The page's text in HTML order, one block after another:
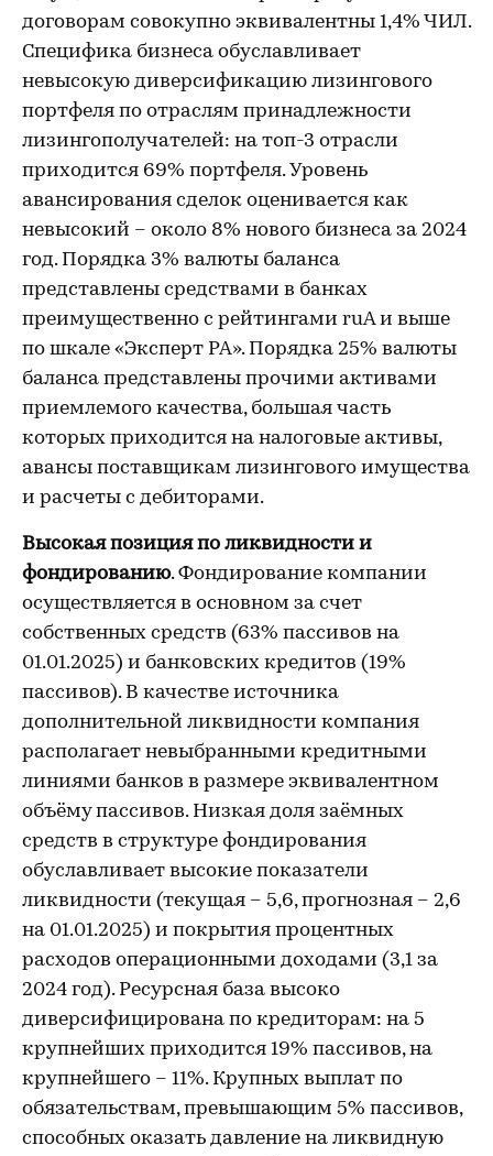
договорам совокупно эквивалентны 1,4% ЧИЛ.
Специфика бизнеса обуславливает
невысокую диверсификацию лизингового
портфеля по отраслям принадлежности
лизингополучателей: на топ-3 отрасли
приходится 69% портфеля. Уровень
авансирования сделок оценивается как
невысокий – около 8% нового бизнеса за 2024
год. Порядка 3% валюты баланса
представлены средствами в банках
преимущественно с рейтингами ruA и выше
по шкале «Эксперт РА». Порядка 25% валюты
баланса представлены прочими активами
приемлемого качества, большая часть
которых приходится на налоговые активы,
авансы поставщикам лизингового имущества
и расчеты с дебиторами.
Высокая позиция по ликвидности и
фондированию. Фондирование компании
осуществляется в основном за счет
собственных средств (63% пассивов на
01.01.2025) и банковских кредитов (19%
пассивов). В качестве источника
дополнительной ликвидности компания
располагает невыбранными кредитными
линиями банков в размере эквивалентном
объёму пассивов. Низкая доля заёмных
средств в структуре фондирования
обуславливает высокие показатели
ликвидности (текущая – 5,6, прогнозная – 2,6
на 01.01.2025) и покрытия процентных
расходов операционными доходами (3,1 за
2024 год). Ресурсная база высоко
диверсифицирована по кредиторам: на 5
крупнейших приходится 19% пассивов, на
крупнейшего – 11%. Крупных выплат по
обязательствам, превышающим 5% пассивов,
способных оказать давление на ликвидную